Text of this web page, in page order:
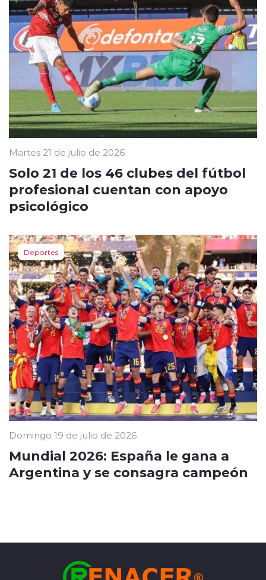
Martes 21 de julio de 2026
Solo 21 de los 46 clubes del fútbol
profesional cuentan con apoyo
psicológico
Deportes
Domingo 19 de julio de 2026
Mundial 2026: España le gana a
Argentina y se consagra campeón